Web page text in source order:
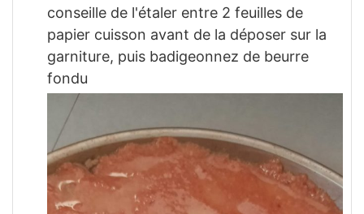
conseille de l'étaler entre 2 feuilles de
papier cuisson avant de la déposer sur la
garniture, puis badigeonnez de beurre
fondu